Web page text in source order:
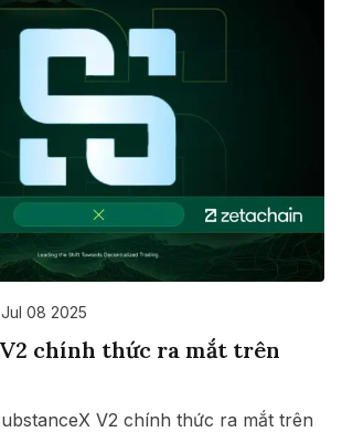
Jul 08 2025
chính thức ra mắt trên
V2 chính thức ra mắt trên